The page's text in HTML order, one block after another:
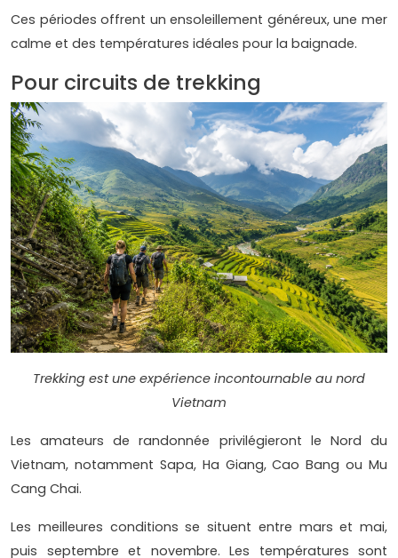
Ces périodes offrent un ensoleillement généreux, une mer
calme et des températures idéales pour la baignade.
Pour circuits de trekking
Trekking est une expérience incontournable au nord
Vietnam
Les amateurs de randonnée privilégieront le Nord du
Vietnam, notamment Sapa, Ha Giang, Cao Bang ou Mu
Cang Chai.
Les meilleures conditions se situent entre mars et mai,
puis septembre et novembre. Les températures sont